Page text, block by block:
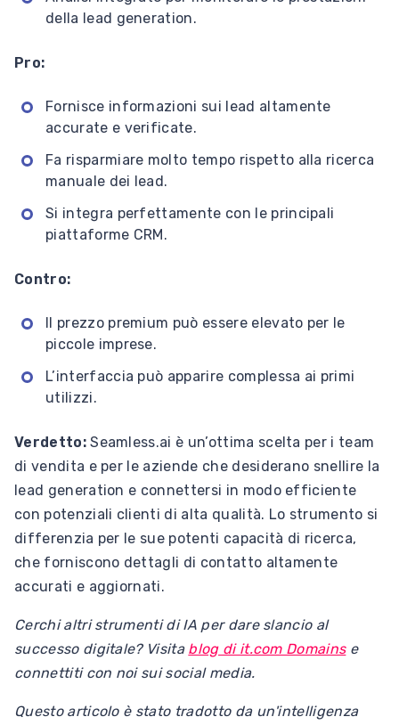
della lead generation.
Pro:
Fornisce informazioni sui lead altamente
accurate e verificate.
Fa risparmiare molto tempo rispetto alla ricerca
manuale dei lead.
Si integra perfettamente con le principali
piattaforme CRM.
Contro:
Il prezzo premium può essere elevato per le
piccole imprese.
L’interfaccia può apparire complessa ai primi
utilizzi.
Verdetto:Seamless.ai è un’ottima scelta per i team
di vendita e per le aziende che desiderano snellire la
lead generation e connettersi in modo efficiente
con potenziali clienti di alta qualità. Lo strumento si
differenzia per le sue potenti capacità di ricerca,
che forniscono dettagli di contatto altamente
accurati e aggiornati.
Cerchi altri strumenti di IA per dare slancio al
successo digitale? Visita blog di it.com Domainse
connettiti con noi sui social media.
Questo articolo è stato tradotto da un'intelligenza